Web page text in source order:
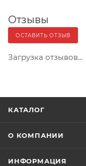
Отзывы
ОСТАВИТЬ ОТЗЫВ
Загрузка отзывов...
КАТАЛОГ
О КОМПАНИИ
ИНФОРМАЦИЯ